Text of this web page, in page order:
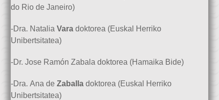
do Rio de Janeiro)
-Dra. NataliaVara doktorea (Euskal Herriko
Unibertsitatea)
-Dr. Jose Ramón Zabala doktorea (Hamaika Bide)
-Dra. Ana deZaballa doktorea (Euskal Herriko
Unibertsitatea)